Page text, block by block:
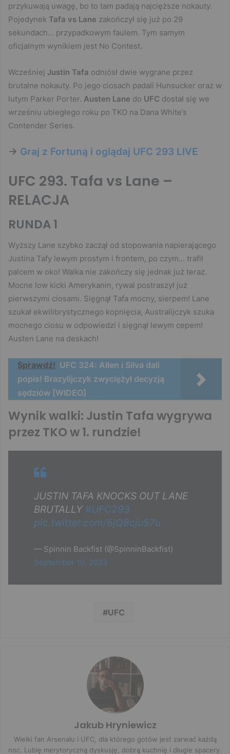
przykuwają uwagę, bo to tam padają najcięższe nokauty.
Pojedynek Tafa vs Lane zakończył się już po 29
sekundach… przypadkowym faulem. Tym samym
oficjalnym wynikiem jest No Contest.
Wcześniej Justin Tafa odniósł dwie wygrane przez
brutalne nokauty. Po jego ciosach padali Hunsucker oraz w
lutym Parker Porter. Austen Lane do UFC dostał się we
wrześniu ubiegłego roku po TKO na Dana White’s
Contender Series.
-> Graj z Fortuną i oglądaj UFC 293 LIVE
UFC 293. Tafa vs Lane –
RELACJA
RUNDA 1
Wyższy Lane szybko zaczął od stopowania napierającego
Justina Tafy lewym prostym i frontem, po czym… trafił
palcem w oko! Walka nie zakończy się jednak już teraz.
Mocne low kicki Amerykanin, rywal postraszył już
pierwszymi ciosami. Sięgnął Tafa mocny, sierpem! Lane
szukał ekwilibrystycznego kopnięcia, Australijczyk szuka
mocnego ciosu w odpowiedzi i sięgnął lewym cepem!
Austen Lane na deskach!
Sprawdź! UFC 324: Allen i Silva dali
popis! Brazylijczyk zwyciężył decyzją
sędziów [WIDEO]
Wynik walki: Justin Tafa wygrywa
przez TKO w 1. rundzie!
JUSTIN TAFA KNOCKS OUT LANE
BRUTALLY #UFC293
pic.twitter.com/6jQ8cjuS7u
— Spinnin Backfist (@SpinninBackfist)
September 10, 2023
UFC
Jakub Hryniewicz
Wielki fan Arsenalu i UFC, dla którego gotów jest zarwać każdą
noc. Lubię merytoryczną dyskusję, dobrą kuchnię i długie spacery.